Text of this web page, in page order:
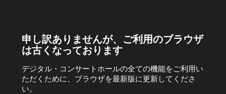
申し訳ありませんが、ご利用のブラウザ
は古くなっております
デジタル・コンサートホールの全ての機能をご利用い
ただくために、ブラウザを最新版に更新してくださ
い。